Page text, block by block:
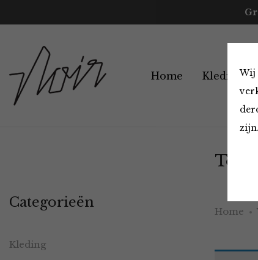
Wij
Home Kleding
Tops
Home
Categorieën
Kleding